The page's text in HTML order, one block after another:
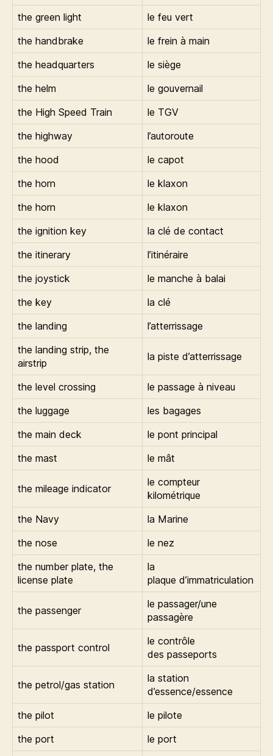
the green light
le feu vert
the handbrake
le frein à main
the headquarters
le siège
the helm
le gouvernail
the High Speed Train
le TGV
the highway
l’autoroute
the hood
le capot
the horn
le klaxon
the horn
le klaxon
the ignition key
la clé de contact
the itinerary
l’itinéraire
the joystick
le manche à balai
the key
la clé
the landing
l’atterrissage
the landing strip, the
airstrip
la piste d’atterrissage
the level crossing
le passage à niveau
the luggage
les bagages
the main deck
le pont principal
the mast
le mât
the mileage indicator
le compteur
kilométrique
the Navy
la Marine
the nose
le nez
the number plate, the
license plate
la
plaque d’immatriculation
the passenger
le passager/une
passagère
the passport control
le contrôle
des passeports
the petrol/gas station
la station
d’essence/essence
the pilot
le pilote
the port
le port